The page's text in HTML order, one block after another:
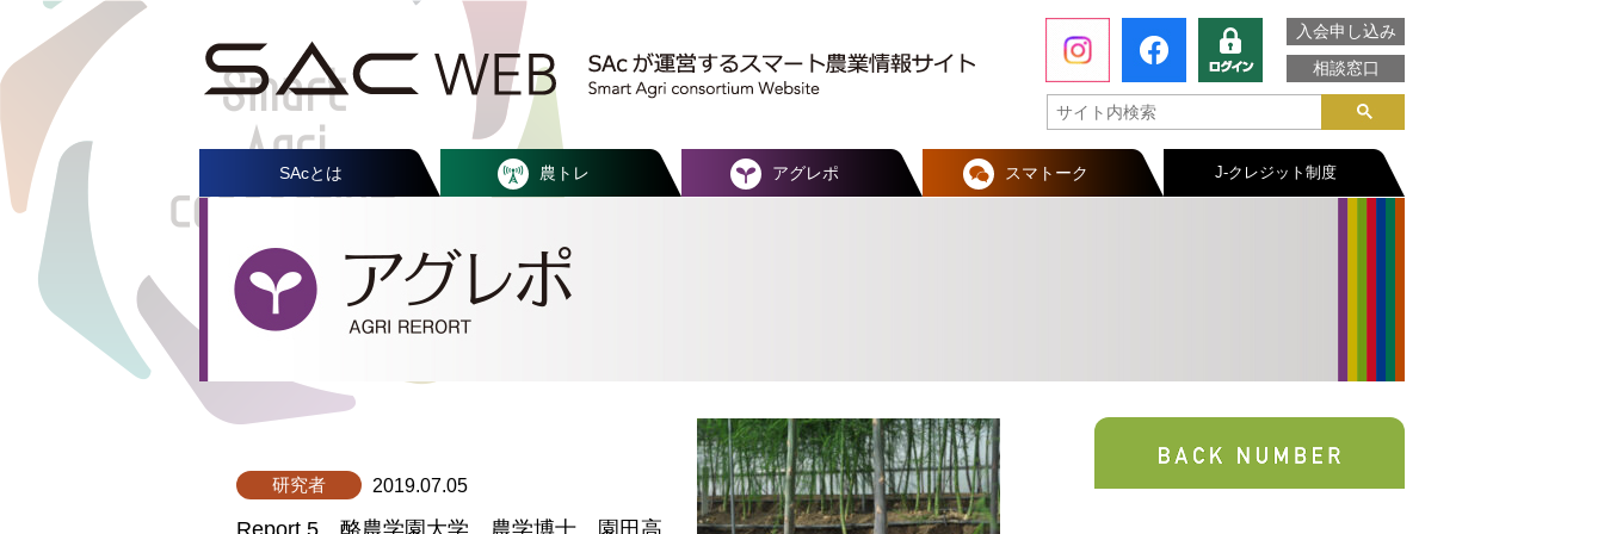
入会申し込み
相談窓口
SAcとは 農トレ アグレポ スマトーク J-クレジット制度
研究者 2019.07.05
Report.5 酪農学園大学 農学博士 園田高